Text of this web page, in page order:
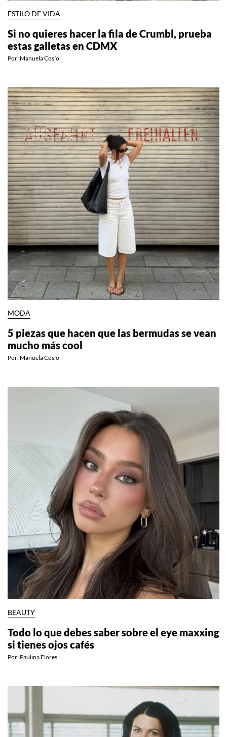
ESTILO DE VIDA
Si no quieres hacer la fila de Crumbl, prueba
estas galletas en CDMX
Por: Manuela Cosío
MODA
5 piezas que hacen que las bermudas se vean
mucho más cool
Por: Manuela Cosío
BEAUTY
Todo lo que debes saber sobre el eye maxxing
si tienes ojos cafés
Por: Paulina Flores